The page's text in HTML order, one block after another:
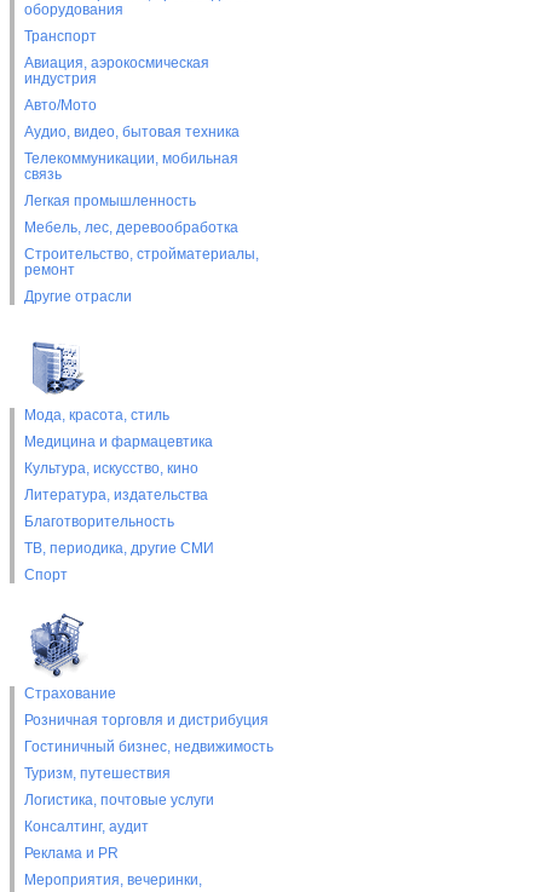
оборудования
Транспорт
Авиация, аэрокосмическая
индустрия
Авто/Мото
Аудио, видео, бытовая техника
Телекоммуникации, мобильная
связь
Легкая промышленность
Мебель, лес, деревообработка
Строительство, стройматериалы,
ремонт
Другие отрасли
Мода, красота, стиль
Медицина и фармацевтика
Культура, искусство, кино
Литература, издательства
Благотворительность
ТВ, периодика, другие СМИ
Спорт
Страхование
Розничная торговля и дистрибуция
Гостиничный бизнес, недвижимость
Туризм, путешествия
Логистика, почтовые услуги
Консалтинг, аудит
Реклама и PR
Мероприятия, вечеринки,